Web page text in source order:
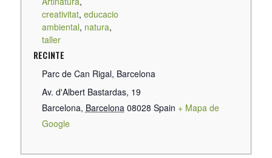
creativitat, educacio
ambiental, natura,
taller
RECINTE
Parc de Can Rigal, Barcelona
Av. d'Albert Bastardas, 19
Barcelona, Barcelona 08028 Spain + Mapa de
Google